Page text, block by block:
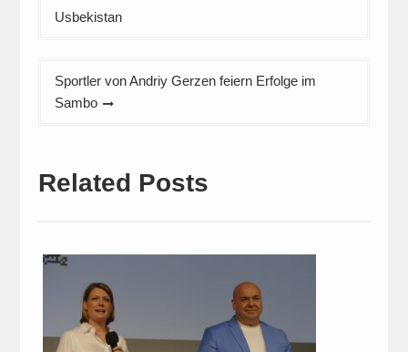
Usbekistan
Sportler von Andriy Gerzen feiern Erfolge im
Sambo
Related Posts